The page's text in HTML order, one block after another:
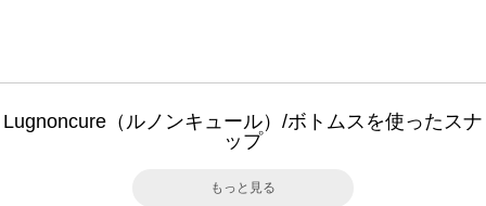
Lugnoncure（ルノンキュール）/ボトムスを使ったスナ
ップ
もっと見る